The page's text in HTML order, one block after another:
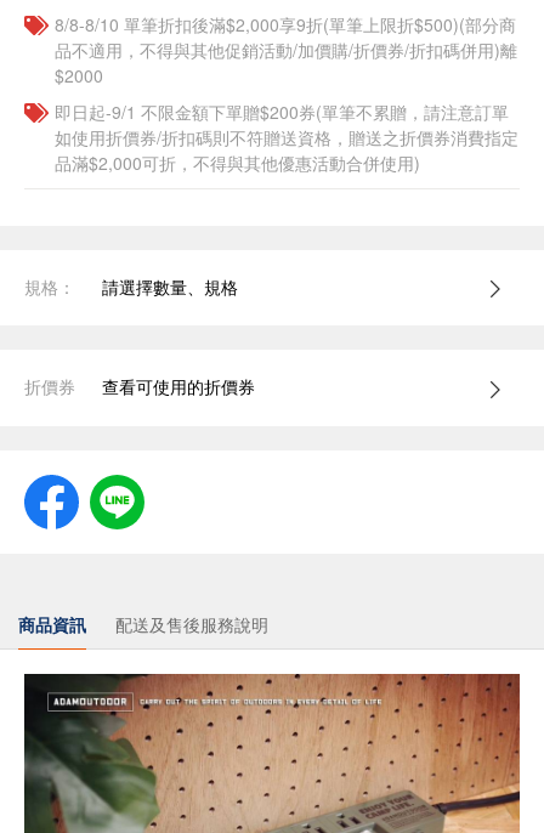
8/8-8/10 單筆折扣後滿$2,000享9折(單筆上限折$500)(部分商
品不適用，不得與其他促銷活動/加價購/折價券/折扣碼併用)離
$2000
即日起-9/1 不限金額下單贈$200券(單筆不累贈，請注意訂單
如使用折價券/折扣碼則不符贈送資格，贈送之折價券消費指定
品滿$2,000可折，不得與其他優惠活動合併使用)
規格： 請選擇數量、規格
折價券 查看可使用的折價券
商品資訊 配送及售後服務說明